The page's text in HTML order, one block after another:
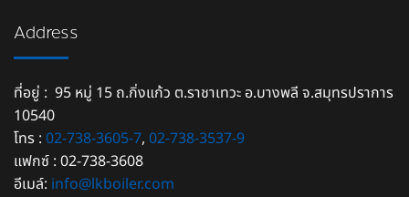
Address
ที่อยู่ : 95 หมู่ 15 ถ.กิ่งแก้ว ต.ราชาเทวะ อ.บางพลี จ.สมุทรปราการ
10540
โทร : 02-738-3605-7, 02-738-3537-9
แฟกซ์ : 02-738-3608
อีเมล์: info@lkboiler.com